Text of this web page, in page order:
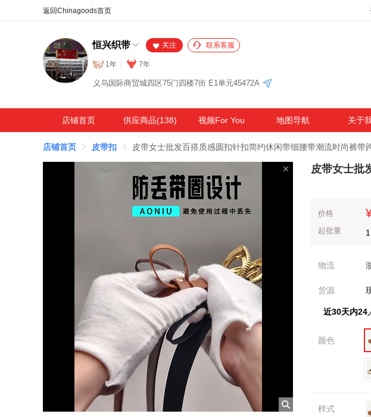
恒兴织带
1年 7年
关注 联系客服
义乌国际商贸城四区75门四楼7街 E1单元45472A
店铺首页 供应商品(138) 视频For You 地图导航 关于
店铺首页 皮带扣 皮带女士批发百搭质感圆扣针扣简约休闲带细腰带潮流时尚裤带
皮带女士批
价格
起批量
1
物流
货源
近30天内24
颜色
样式